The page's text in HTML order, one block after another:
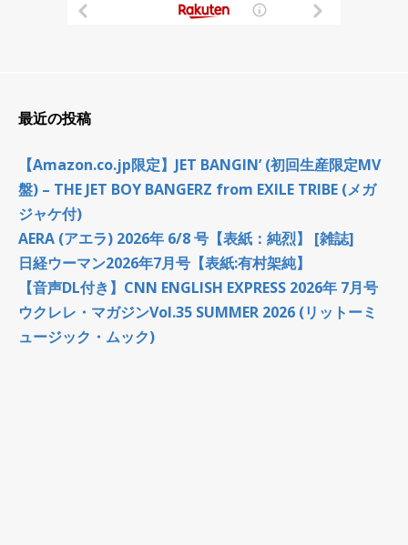
最近の投稿
【Amazon.co.jp限定】JET BANGIN’ (初回生産限定MV
盤) – THE JET BOY BANGERZ from EXILE TRIBE (メガ
ジャケ付)
AERA (アエラ) 2026年 6/8 号【表紙：純烈】 [雑誌]
日経ウーマン2026年7月号【表紙:有村架純】
【音声DL付き】CNN ENGLISH EXPRESS 2026年 7月号
ウクレレ・マガジンVol.35 SUMMER 2026 (リットーミ
ュージック・ムック)